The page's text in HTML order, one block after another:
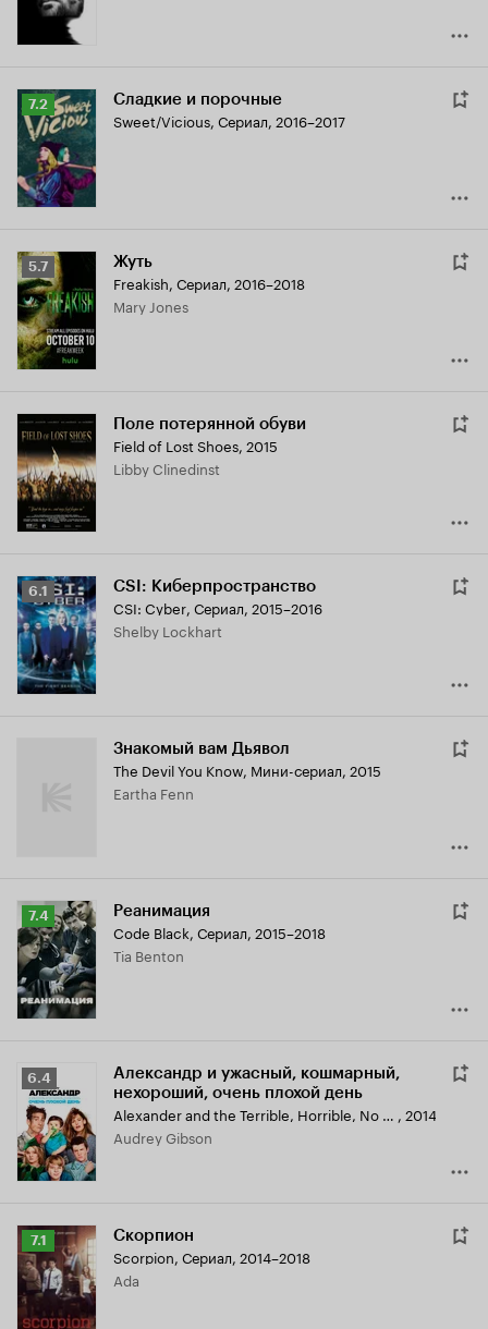
Рейтинг
Кинопоиска
7.2
7.2 Сладкие и порочные
Sweet/Vicious, Сериал, 2016–2017
Рейтинг
Кинопоиска
5.7
5.7 Жуть
Freakish, Сериал, 2016–2018
Mary Jones
Поле потерянной обуви
Field of Lost Shoes, 2015
Libby Clinedinst
Рейтинг
Кинопоиска
6.1
6.1 CSI: Киберпространство
CSI: Cyber, Сериал, 2015–2016
Shelby Lockhart
Знакомый вам Дьявол
The Devil You Know, Мини-сериал, 2015
Eartha Fenn
Рейтинг
Кинопоиска
7.4
7.4 Реанимация
Code Black, Сериал, 2015–2018
Tia Benton
Рейтинг
Кинопоиска
6.4
6.4
Александр и ужасный, кошмарный,
нехороший, очень плохой день
Alexander and the Terrible, Horrible, No Good, Very Bad Day , 2014
Audrey Gibson
Рейтинг
Кинопоиска
7.1
7.1 Скорпион
Scorpion, Сериал, 2014–2018
Ada